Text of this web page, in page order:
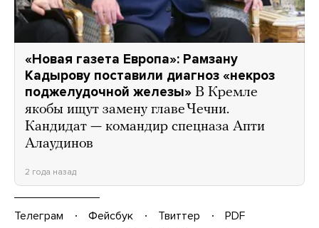
«Новая газета Европа»: Рамзану
Кадырову поставили диагноз «некроз
поджелудочной железы» В Кремле
якобы ищут замену главе Чечни.
Кандидат — командир спецназа Апти
Алаудинов
2 года назад
Телеграм Фейсбук Твиттер
PDF